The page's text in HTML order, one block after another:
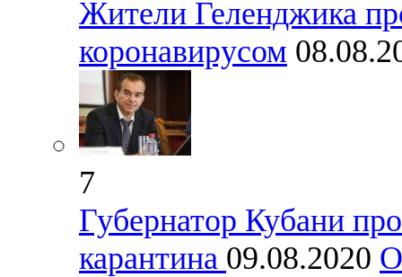
Жители Геленджика
коронавирусом
7
Губернатор Кубани
карантина 09.08.2020